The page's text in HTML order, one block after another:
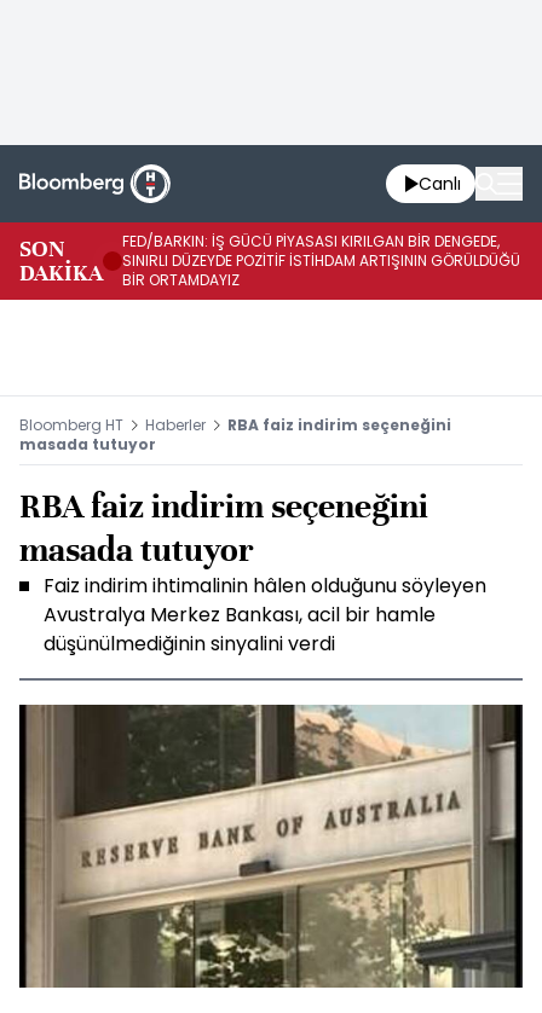
Canlı
SON
DAKİKA
FED/BARKIN: İŞ GÜCÜ PİYASASI KIRILGAN BİR DENGEDE,
SINIRLI DÜZEYDE POZİTİF İSTİHDAM ARTIŞININ GÖRÜLDÜĞÜ
BİR ORTAMDAYIZ
Bloomberg HT Haberler
RBA faiz indirim seçeneğini
masada tutuyor
RBA faiz indirim seçeneğini
masada tutuyor
Faiz indirim ihtimalinin hâlen olduğunu söyleyen
Avustralya Merkez Bankası, acil bir hamle
düşünülmediğinin sinyalini verdi